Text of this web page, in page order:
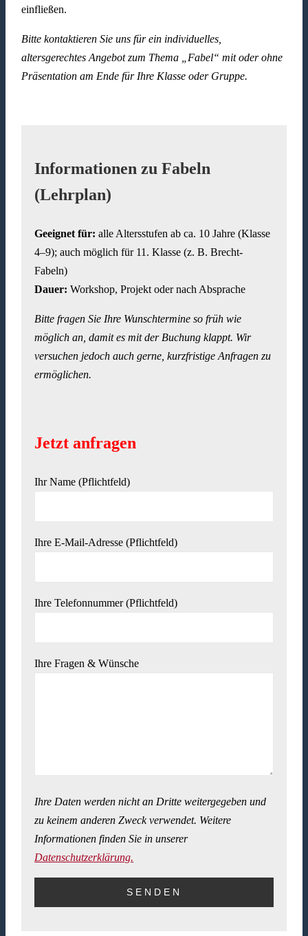
einfließen.
Bitte kontaktieren Sie uns für ein individuelles,
altersgerechtes Angebot zum Thema „Fabel“ mit oder ohne
Präsentation am Ende für Ihre Klasse oder Gruppe.
Informationen zu Fabeln
(Lehrplan)
Geeignet für: alle Altersstufen ab ca. 10 Jahre (Klasse
4–9); auch möglich für 11. Klasse (z. B. Brecht-
Fabeln)
Dauer: Workshop, Projekt oder nach Absprache
Bitte fragen Sie Ihre Wunschtermine so früh wie
möglich an, damit es mit der Buchung klappt. Wir
versuchen jedoch auch gerne, kurzfristige Anfragen zu
ermöglichen.
Jetzt anfragen
Ihr Name (Pflichtfeld)
Ihre E-Mail-Adresse (Pflichtfeld)
Ihre Telefonnummer (Pflichtfeld)
Ihre Fragen & Wünsche
Ihre Daten werden nicht an Dritte weitergegeben und
zu keinem anderen Zweck verwendet. Weitere
Informationen finden Sie in unserer
Datenschutzerklärung.